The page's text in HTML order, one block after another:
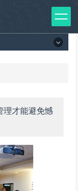
才能避免憾